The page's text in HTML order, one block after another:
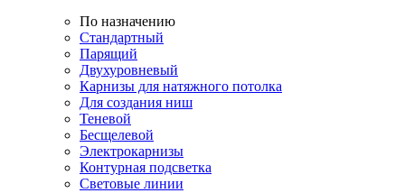
По назначению
Стандартный
Парящий
Двухуровневый
Карнизы для натяжного потолка
Для создания ниш
Теневой
Бесщелевой
Электрокарнизы
Контурная подсветка
Световые линии